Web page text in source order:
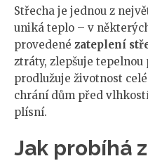
Střecha je jednou z
uniká teplo – v
provedené zateplení
ztráty, zlepšuje tepelnou
prodlužuje životnost
chrání dům před
plísní.
Jak probíhá